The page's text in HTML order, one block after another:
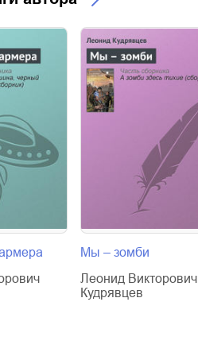
Мы – зомби
Леонид Викторович
Кудрявцев